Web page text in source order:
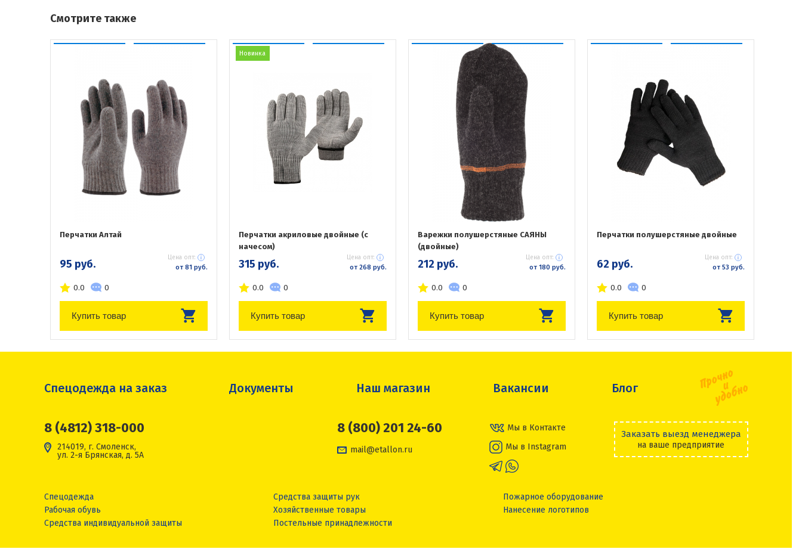
Смотрите также
Перчатки Алтай
95 руб. Цена опт:
от 81 руб.
0.0 0
Купить товар
Новинка
Перчатки акриловые двойные (с
начесом)
315 руб. Цена опт:
от 268 руб.
0.0 0
Купить товар
Варежки полушерстяные САЯНЫ
(двойные)
212 руб. Цена опт:
от 180 руб.
0.0 0
Купить товар
Перчатки полушерстяные двойные
62 руб. Цена опт:
от 53 руб.
0.0 0
Купить товар
Спецодежда на заказ Документы Наш магазин Вакансии Блог
8 (4812) 318-000
214019, г. Смоленск,
ул. 2-я Брянская, д. 5А
8 (800) 201 24-60
mail@etallon.ru
Мы в Контакте
Мы в Instagram
Заказать выезд менеджера
на ваше предприятие
Спецодежда
Рабочая обувь
Средства индивидуальной защиты
Средства защиты рук
Хозяйственные товары
Постельные принадлежности
Пожарное оборудование
Нанесение логотипов